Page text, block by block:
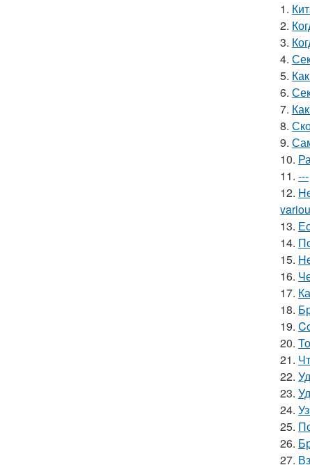
1.
2.
3.
4.
5.
6.
7.
8.
9.
10.
11. ---
12.
13.
14.
15.
16.
17.
18.
19.
20.
21.
22.
23.
24.
25.
26.
27.